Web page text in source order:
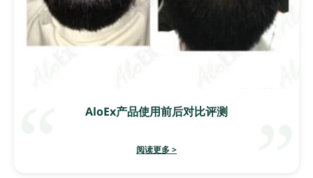
AloEx产品使用前后对比评测
阅读更多 >